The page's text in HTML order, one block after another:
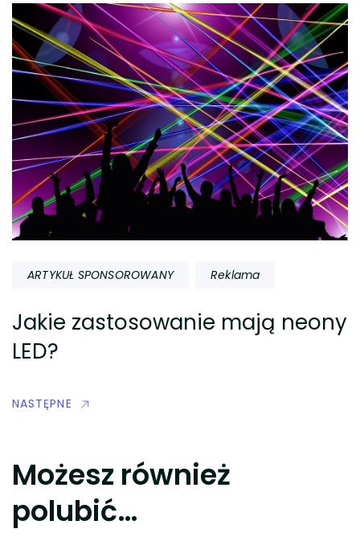
ARTYKUŁ SPONSOROWANY Reklama
Jakie zastosowanie mają neony
LED?
NASTĘPNE
Możesz również
polubić…